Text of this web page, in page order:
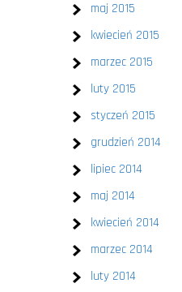
maj 2015
kwiecień 2015
marzec 2015
luty 2015
styczeń 2015
grudzień 2014
lipiec 2014
maj 2014
kwiecień 2014
marzec 2014
luty 2014